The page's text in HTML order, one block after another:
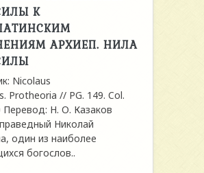
К
АРХИЕП. НИЛА
Nicolaus
Protheoria // PG. 149. Col.
Перевод: Н. О. Казаков
Николай
один из наиболее
богослов..